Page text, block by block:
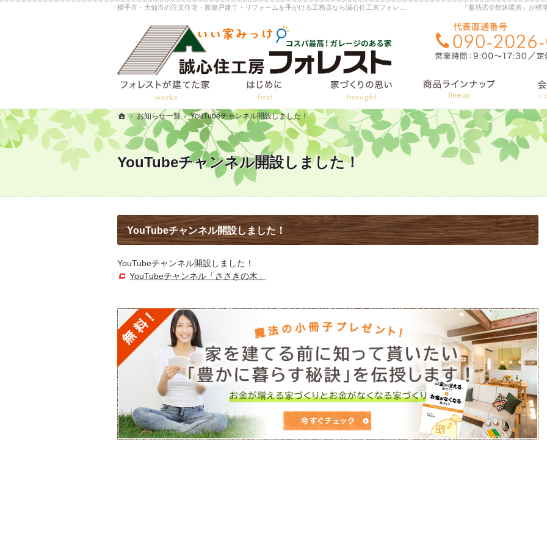
YouTubeチャンネル開設しました！
『蓄熱式全館床暖房』が
YouTubeチャンネル開設しました！
YouTubeチャンネル開設しました！
YouTubeチャンネル「ささきの木」
住宅施工例 はじめに
ホーム
お知らせ一覧 YouTubeチャンネル開設しました！